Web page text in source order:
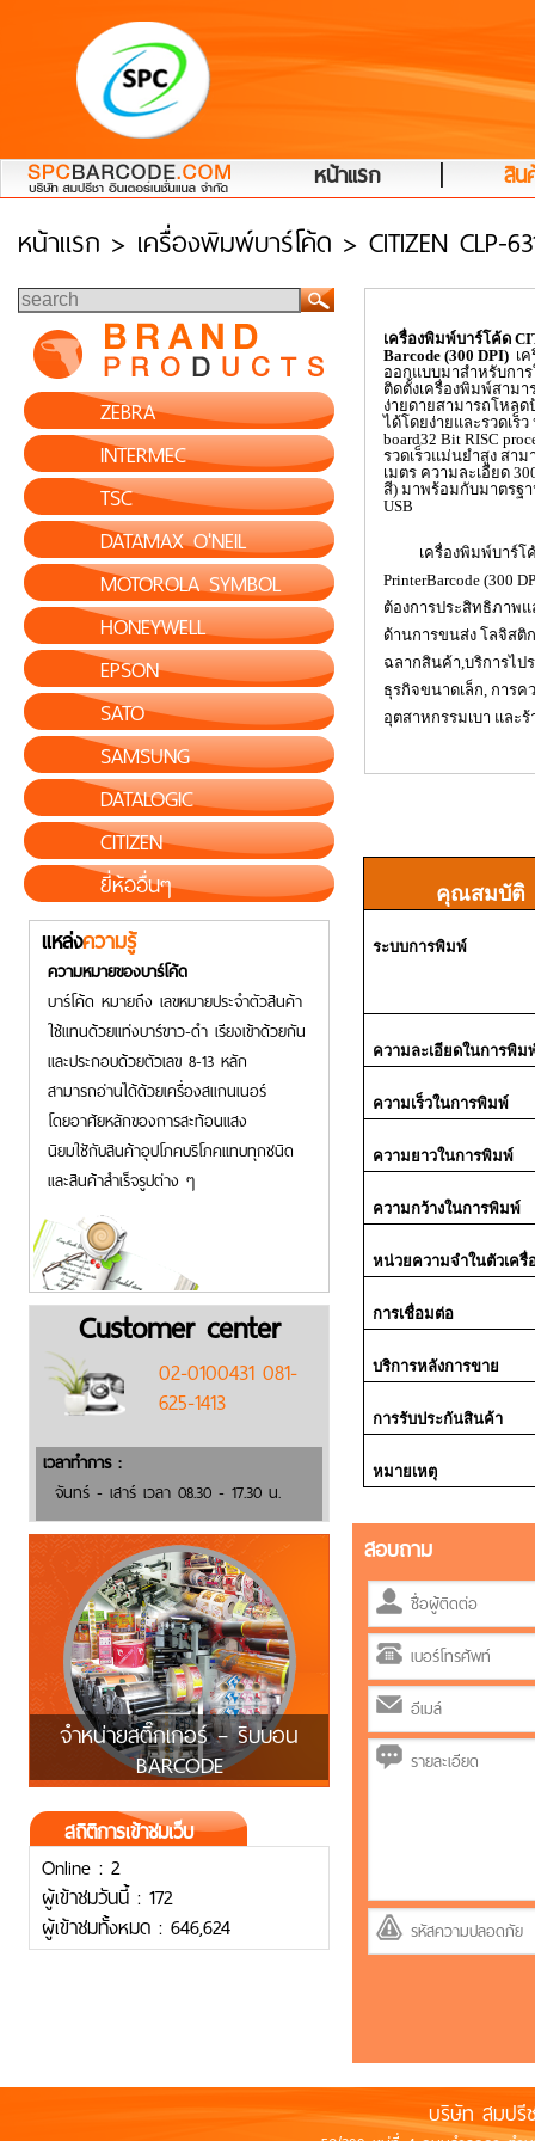
หน้าแรก | สิน
หน้าแรก > เครื่องพิมพ์บาร์โค้ด > CITIZEN CLP-
ZEBRA
INTERMEC
TSC
DATAMAX O'NEIL
MOTOROLA SYMBOL
HONEYWELL
EPSON
SATO
SAMSUNG
DATALOGIC
CITIZEN
ยี่ห้ออื่นๆ
แหล่งความรู้
ความหมายของบาร์โค้ด
บาร์โค้ด หมายถึง เลขหมายประจำตัวสินค้า
ใช้แทนด้วยแท่งบาร์ขาว-ดำ เรียงเข้าด้วยกัน
และประกอบด้วยตัวเลข 8-13 หลัก
สามารถอ่านได้ด้วยเครื่องสแกนเนอร์
โดยอาศัยหลักของการสะท้อนแสง
นิยมใชักับสินค้าอุปโภคบริโภคแทบทุกชนิด
และสินค้าสำเร็จรูปต่าง ๆ
Customer center
02-0100431 081-
625-1413
เวลาทำการ :
จันทร์ - เสาร์ เวลา 08.30 - 17.30 น.
จำหน่ายสติ๊กเกอร์ – ริบบอน
BARCODE
สถิติการเข้าชมเว็บ
Online : 2
ผู้เข้าชมวันนี้ : 172
ผู้เข้าชมทั้งหมด : 646,624
เครื่องพิมพ์บาร์โค้ด
Barcode (300 DPI) เ
ออกแบบมาสำหรับกา
ติดตั้งเครื่องพิมพ์สามา
ง่ายดายสามารถโหล
ได้โดยง่ายและรวดเร็
board32 Bit RISC
รวดเร็วแม่นยำสูง สาม
เมตร ความละเอียด
สี) มาพร้อมกับมาตรฐ
USB
เครื่องพิมพ์บาร์โ
PrinterBarcode (300
ต้องการประสิทธิภาพแ
ด้านการขนส่ง โลจิสติ
ฉลากสินค้า,บริการไป
ธุรกิจขนาดเล็ก, การค
อุตสาหกรรมเบา และ
คุณสมบัติ
ระบบการพิมพ์
ความละเอียดในการพิม
ความเร็วในการพิมพ์
ความยาวในการพิมพ์
ความกว้างในการพิมพ์
หน่วยความจำในตัวเครื่
การเชื่อมต่อ
บริการหลังการขาย
การรับประกันสินค้า
หมายเหตุ
สอบถาม
บริษัท สมปรี